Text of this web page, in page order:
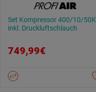
Set Kompressor 400/10/50K
inkl. Druckluftschlauch
749,99€